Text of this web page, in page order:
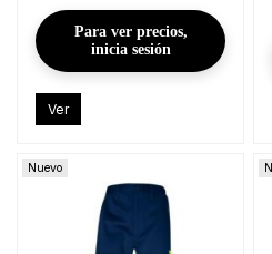
Para ver precios,
inicia sesión
Ver
Nuevo